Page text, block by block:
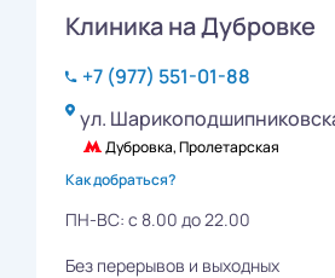
Клиника на Дубровке
+7 (977) 551-01-88
ул.
Дубровка, Пролетарская
Как добраться?
ПН-ВС: с 8.00 до 22.00
Без перерывов и выходных